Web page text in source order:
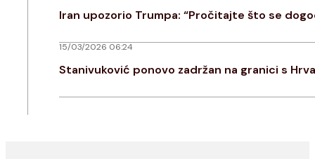
Iran upozorio Trumpa: “Pročitajte što se
Stanivuković ponovo zadržan na granici s
15/03/2026 06:24